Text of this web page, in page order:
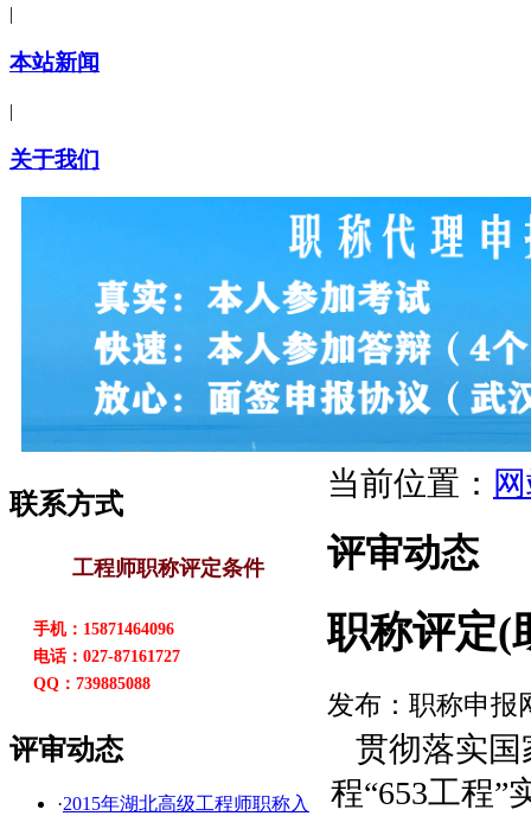
|
本站新闻
|
关于我们
联系方式
工程师职称评定条件
手机：15871464096
电话：027-87161727
QQ：739885088
评审动态
·2015年湖北高级工程师职称入
当前位置：
评审动态
职称评定(
发布：职称申报
贯彻落实国
程“653工程”